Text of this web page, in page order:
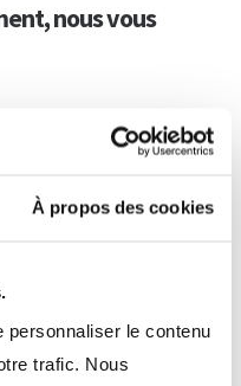
À propos des cookies
personnaliser le contenu
trafic. Nous
nous vous
hermétiques.
tiroirs, stocks
pendant les 20 jours
30 jours minimum.